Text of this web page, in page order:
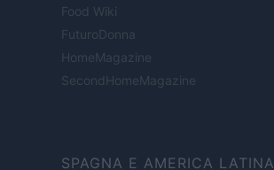
Food Wiki
FuturoDonna
HomeMagazine
SecondHomeMagazine
SPAGNA E AMERICA LATINA